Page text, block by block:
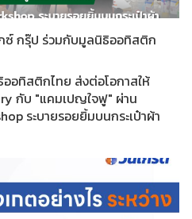
ซ์ กรุ๊ป ร่วมกับมูลนิธิออทิสติก
อทิสติกไทย ส่งต่อโอกาสให้
กับ "แคมเปญใจฟู" ผ่าน
ระบายรอยยิ้มบนกระเป๋าผ้า